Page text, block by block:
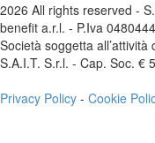
2026 All rights reserved -
benefit a.r.l. - P.Iva
Società soggetta
S.A.I.T. S.r.l. - Cap. Soc. €
Privacy Policy - Cookie